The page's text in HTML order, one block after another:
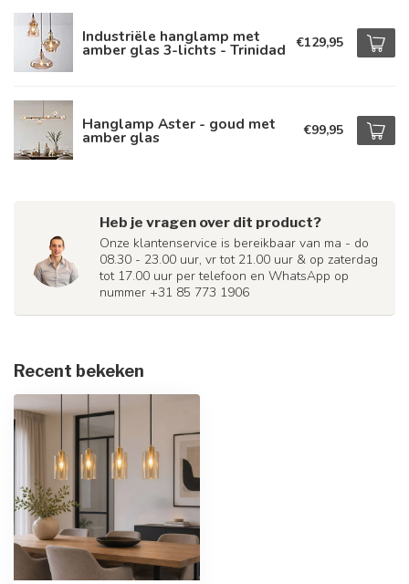
Industriële hanglamp met
amber glas 3-lichts - Trinidad €129,95
Hanglamp Aster - goud met
amber glas €99,95
Heb je vragen over dit product?
Onze klantenservice is bereikbaar van ma - do
08.30 - 23.00 uur, vr tot 21.00 uur & op zaterdag
tot 17.00 uur per telefoon en WhatsApp op
nummer +31 85 773 1906
Recent bekeken